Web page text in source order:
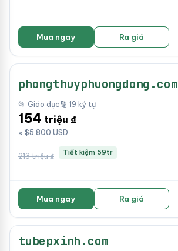
Mua ngay Ra giá
phongthuyphuongdong.com
📂 Giáo dục🔡 19 ký tự
154 triệu ₫
≈ $5,800 USD
213 triệu ₫ Tiết kiệm 59tr
Mua ngay Ra giá
tubepxinh.com